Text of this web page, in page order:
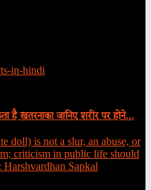
है खतरनाक! जानिए शरीर पर होने…